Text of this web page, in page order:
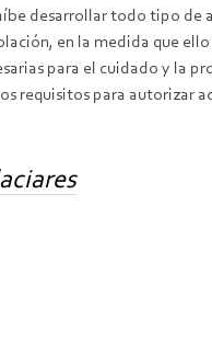
desarrollar todo tipo de
en la medida que
para el cuidado y la
requisitos para autorizar